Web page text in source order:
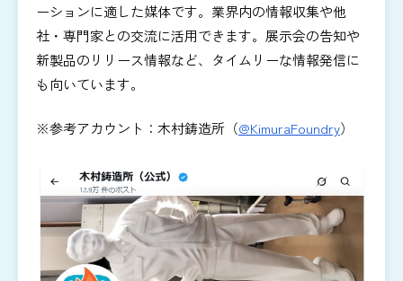
ーションに適した媒体です。業界内の情報収集や他
社・専門家との交流に活用できます。展示会の告知や
新製品のリリース情報など、タイムリーな情報発信に
も向いています。
※参考アカウント：木村鋳造所（@KimuraFoundry）